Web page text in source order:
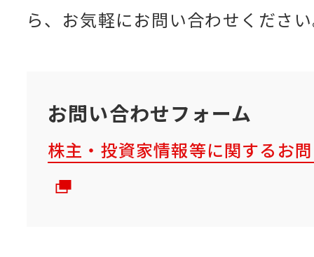
ら、お気軽にお問い合わせくださ
お問い合わせフォーム
株主・投資家情報等に関するお